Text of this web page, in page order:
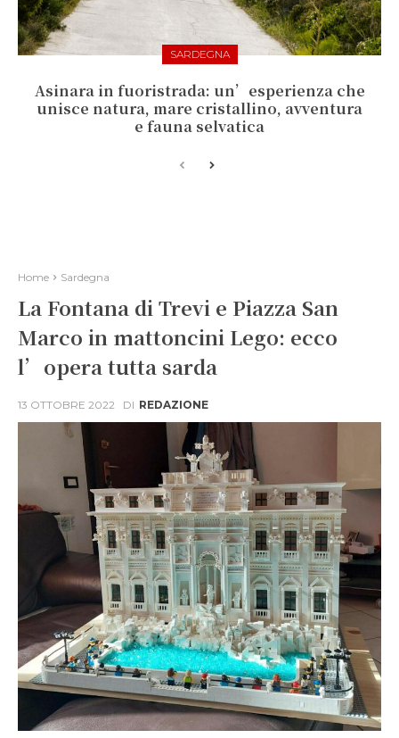
SARDEGNA
Asinara in fuoristrada: un’esperienza che
unisce natura, mare cristallino, avventura
e fauna selvatica